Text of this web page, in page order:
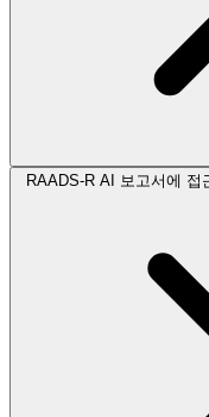
RAADS-R AI 보고서에 접